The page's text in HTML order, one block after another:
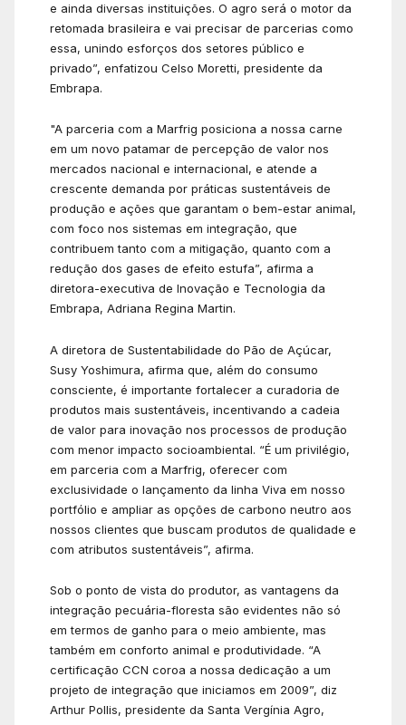
e ainda diversas instituições. O agro será o motor da
retomada brasileira e vai precisar de parcerias como
essa, unindo esforços dos setores público e
privado”, enfatizou Celso Moretti, presidente da
Embrapa.
"A parceria com a Marfrig posiciona a nossa carne
em um novo patamar de percepção de valor nos
mercados nacional e internacional, e atende a
crescente demanda por práticas sustentáveis de
produção e ações que garantam o bem-estar animal,
com foco nos sistemas em integração, que
contribuem tanto com a mitigação, quanto com a
redução dos gases de efeito estufa”, afirma a
diretora-executiva de Inovação e Tecnologia da
Embrapa, Adriana Regina Martin.
A diretora de Sustentabilidade do Pão de Açúcar,
Susy Yoshimura, afirma que, além do consumo
consciente, é importante fortalecer a curadoria de
produtos mais sustentáveis, incentivando a cadeia
de valor para inovação nos processos de produção
com menor impacto socioambiental. “É um privilégio,
em parceria com a Marfrig, oferecer com
exclusividade o lançamento da linha Viva em nosso
portfólio e ampliar as opções de carbono neutro aos
nossos clientes que buscam produtos de qualidade e
com atributos sustentáveis”, afirma.
Sob o ponto de vista do produtor, as vantagens da
integração pecuária-floresta são evidentes não só
em termos de ganho para o meio ambiente, mas
também em conforto animal e produtividade. “A
certificação CCN coroa a nossa dedicação a um
projeto de integração que iniciamos em 2009”, diz
Arthur Pollis, presidente da Santa Vergínia Agro,